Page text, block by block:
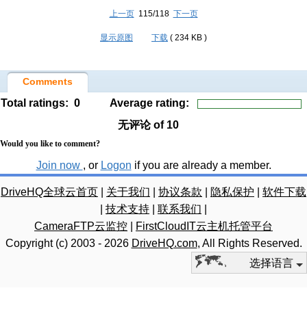
上一页115/118 下一页
显示原图 下载 ( 234 KB )
Comments
Total ratings: 0
Average rating:
无评论of 10
Would you like to comment?
Join now , or Logon if you are already a member.
DriveHQ全球云首页 关于我们 协议条款 隐私保护
软件下载
技术支持 联系我们
CameraFTP云监控
FirstCloudIT云主机托管平台
Copyright (c) 2003 - 2026 DriveHQ.com, All Rights Reserved.
选择语言